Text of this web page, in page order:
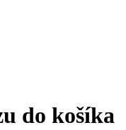
do košíka